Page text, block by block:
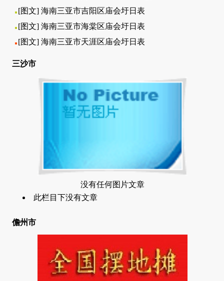
[图文] 海南三亚市吉阳区庙会圩日表
[图文] 海南三亚市海棠区庙会圩日表
[图文] 海南三亚市天涯区庙会圩日表
三沙市
没有任何图片文章
此栏目下没有文章
儋州市